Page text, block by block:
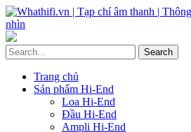
Trang chủ
Sản phẩm Hi-End
Loa Hi-End
Đầu Hi-End
Ampli Hi-End